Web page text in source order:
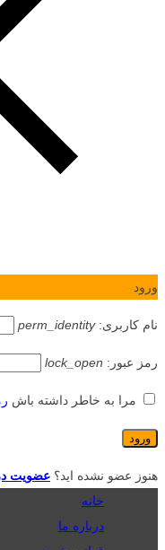
ورود
نام کاربری:perm_identity
رمز عبور: lock_open
مرا به خاطر داشته باش
هنوز عضو نشده اید؟ عضویت
خانه
درباره ما